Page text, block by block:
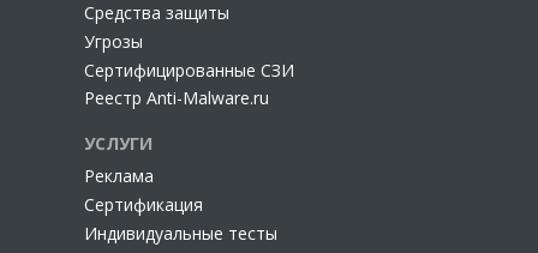
Cредства защиты
Угрозы
Сертифицированные СЗИ
Реестр Anti-Malware.ru
УСЛУГИ
Реклама
Сертификация
Индивидуальные тесты